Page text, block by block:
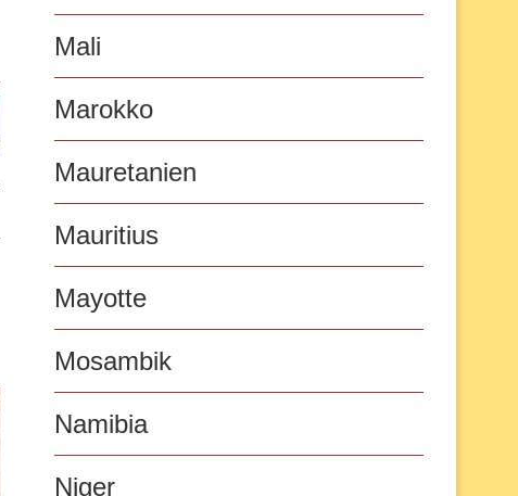
Mali
Marokko
Mauretanien
Mauritius
Mayotte
Mosambik
Namibia
Niger